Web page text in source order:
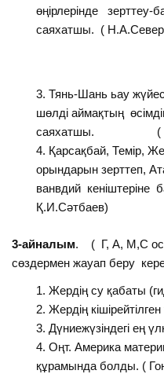
өңірлерінде зерттеу-
саяхатшы. (
Тянь-Шань ьау
шөлді аймақтың
саяхатшы. (
Қарсақбай, Темір,
орындарын зерттеп,
ванвдий кеніштеріне
Қ.И.Сәтбаев)
3-айналым. ( Г, А, М,С
сөздермен жауап беру
Жердің су қабаты
Жердің кішірейтілген
Дүниежүзіндегі ең
Оңт. Америка
құрамында болды. (